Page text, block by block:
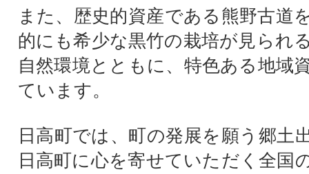
また、歴史的資産である熊野古道
的にも希少な黒竹の栽培が見られ
自然環境とともに、特色ある地域
ています。
日高町では、町の発展を願う郷土
日高町に心を寄せていただく全国